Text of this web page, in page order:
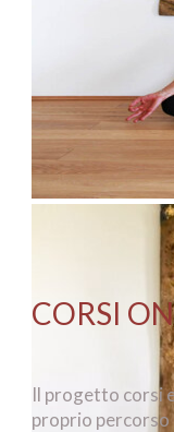
CORSI
Il progetto corsi
proprio percorso